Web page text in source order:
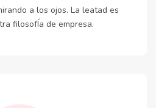
a los ojos. La leatad es
filosofÍa de empresa.